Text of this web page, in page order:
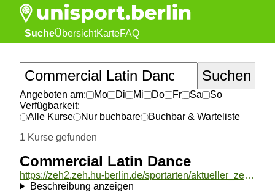
SucheÜbersichtKarteFAQ
Angeboten am: Mo Di Mi Do Fr Sa
So
Verfügbarkeit:
Alle Kurse
Nur buchbare
Buchbar & Warteliste
1 Kurse gefunden
Commercial Latin Dance
https://zeh2.zeh.hu-berlin.de/sportarten/aktueller_zeitraum/_Commercial_Latin_Dance.html
Beschreibung anzeigen